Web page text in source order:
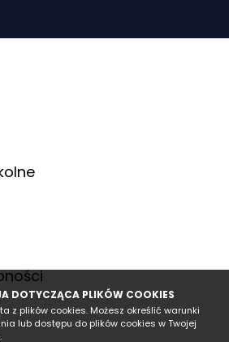
DOTYCZĄCA PLIKÓW COOKIES
z plików cookies. Możesz określić warunki
lub dostępu do plików cookies w Twojej